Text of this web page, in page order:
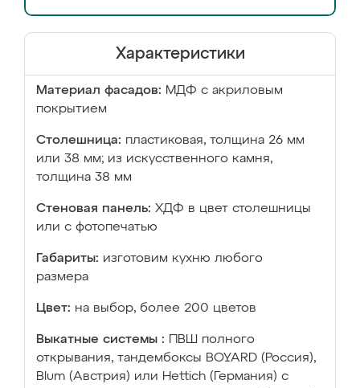
Характеристики
Материал фасадов: МДФ с акриловым
покрытием
Столешница: пластиковая, толщина 26 мм
или 38 мм; из искусственного камня,
толщина 38 мм
Стеновая панель: ХДФ в цвет столешницы
или с фотопечатью
Габариты: изготовим кухню любого
размера
Цвет: на выбор, более 200 цветов
Выкатные системы :
ПВШ полного
открывания, тандембоксы BOYARD (Россия),
Blum (Австрия) или Hettich (Германия) с